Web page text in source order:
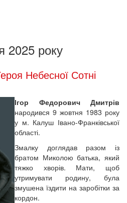
2025 року
Небесної Сотні
Ігор Федорович Дмитрів
народився 9 жовтня 1983 року
у м. Калуш Івано-Франківської
області.
Змалку доглядав разом із
братом Миколою батька, який
тяжко хворів. Мати, щоб
утримувати родину, була
змушена їздити на заробітки за
кордон.